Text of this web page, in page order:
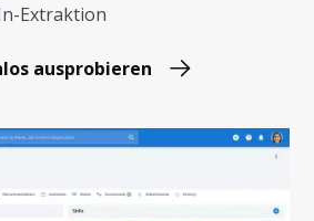
Extraktion
ausprobieren